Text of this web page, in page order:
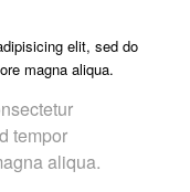
elit, sed do
magna aliqua.
tempor
aliqua.